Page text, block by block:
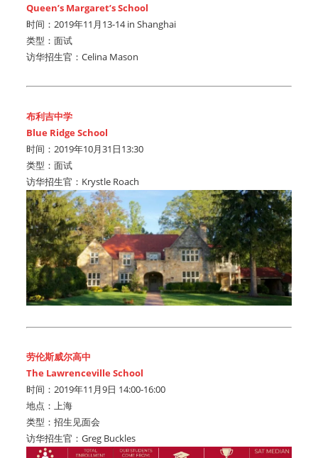
Queen’s Margaret’s School
时间：2019年11月13-14 in Shanghai
类型：面试
访华招生官：Celina Mason
布利吉中学
Blue Ridge School
时间：2019年10月31日13:30
类型：面试
访华招生官：Krystle Roach
劳伦斯威尔高中
The Lawrenceville School
时间：2019年11月9日 14:00-16:00
地点：上海
类型：招生见面会
访华招生官：Greg Buckles